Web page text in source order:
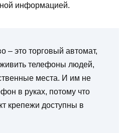
информацией.
– это торговый автомат,
телефоны людей,
места. И им не
в руках, потому что
крепежи доступны в